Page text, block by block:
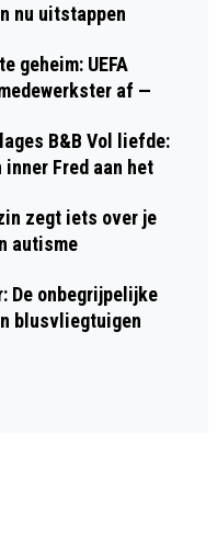
nu uitstappen
geheim: UEFA
af —
B&B Vol liefde:
Fred aan het
zegt iets over je
autisme
De onbegrijpelijke
blusvliegtuigen